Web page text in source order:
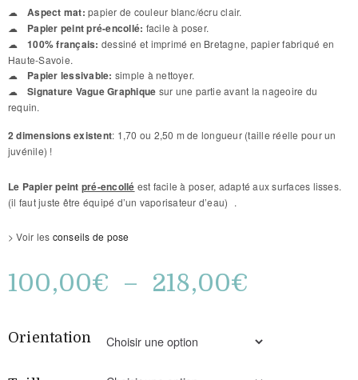
Aspect mat: papier de couleur blanc/écru clair.
Papier peint pré-encollé: facile à poser.
100% français: dessiné et imprimé en Bretagne, papier fabriqué en
Haute-Savoie.
Papier lessivable: simple à nettoyer.
Signature Vague Graphique sur une partie avant la nageoire du
requin.
2 dimensions existent: 1,70 ou 2,50 m de longueur (taille réelle pour un
juvénile) !
Le Papier peint pré-encollé est facile à poser, adapté aux surfaces lisses.
(il faut juste être équipé d’un vaporisateur d’eau) .
> Voir les conseils de pose
100,00€ – 218,00€
Orientation